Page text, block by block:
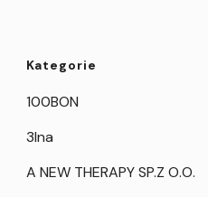
Kategorie
100BON
3Ina
A NEW THERAPY SP.Z O.O.